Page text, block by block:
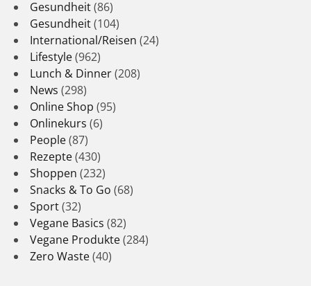
Gesundheit(86)
Gesundheit(104)
International/Reisen (24)
Lifestyle(962)
Lunch & Dinner(208)
News (298)
Online Shop (95)
Onlinekurs (6)
People(87)
Rezepte(430)
Shoppen (232)
Snacks & To Go (68)
Sport(32)
Vegane Basics (82)
Vegane Produkte(284)
Zero Waste(40)